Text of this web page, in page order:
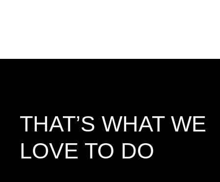
THAT’S WHAT WE
LOVE TO DO